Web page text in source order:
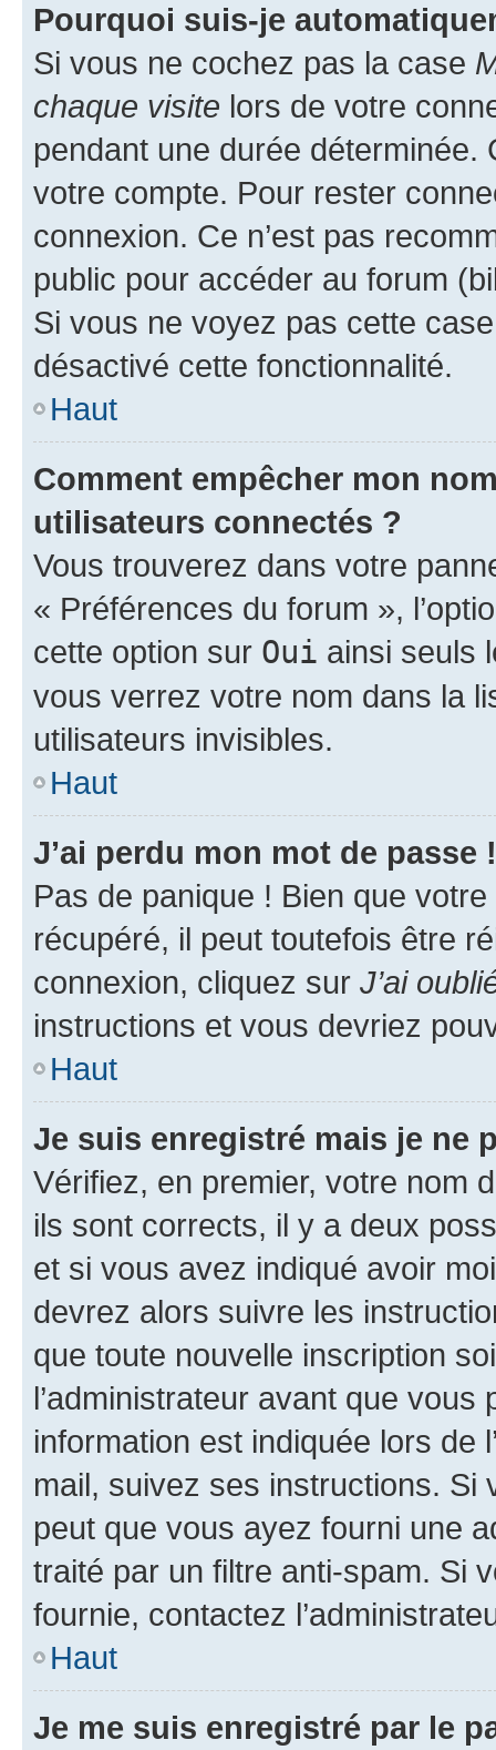
Pourquoi suis-je
Si vous ne cochez pas la case
chaque visite lors de votre
pendant une durée déterminée.
votre compte. Pour rester
connexion. Ce n’est pas
public pour accéder au forum
Si vous ne voyez pas cette
désactivé cette fonctionnalité.
Haut
Comment empêcher mon
utilisateurs connectés ?
Vous trouverez dans votre
« Préférences du forum »,
cette option sur Oui ainsi seuls
vous verrez votre nom dans la
utilisateurs invisibles.
Haut
J’ai perdu mon mot de passe !
Pas de panique ! Bien que
récupéré, il peut toutefois être
connexion, cliquez sur J’ai
instructions et vous devriez
Haut
Je suis enregistré mais je ne
Vérifiez, en premier, votre nom
ils sont corrects, il y a deux
et si vous avez indiqué avoir
devrez alors suivre les
que toute nouvelle inscription
l’administrateur avant que
information est indiquée lors de
mail, suivez ses instructions. Si
peut que vous ayez fourni une
traité par un filtre anti-spam. Si
fournie, contactez
Haut
Je me suis enregistré par le